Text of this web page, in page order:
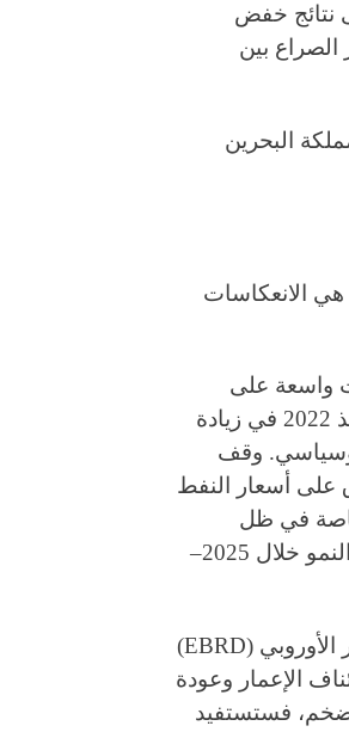
نتائج خفض
الصراع بين
في مملكة البحرين
الانعكاسات
واسعة على
الاقتصاد العالمي، خصوصًا على أوروبا وقطاع الطاقة. فالحرب تسببت منذ 2022 في زيادة
وقف
على أسعار النفط
خاصة في ظل
توقعات وكالة الطاقة الدولية (IEA) بأن المعروض العالمي سيستمر في النمو خلال 2025–
اقتصاد أوكرانيا تحديدًا سيستفيد بشكل كبير؛ إذ تشير تقديرات بنك الإعمار الأوروبي (EBRD)
استئناف الإعمار وعودة
فستستفيد